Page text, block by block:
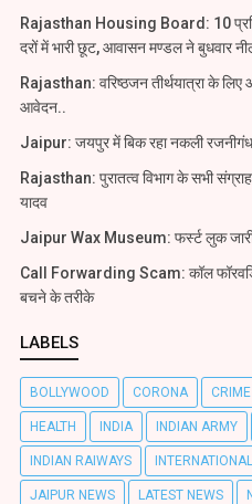
Rajasthan Housing Board: 10
दरों में भारी छूट, आवासन मण्डल ने बुधवार
Rajasthan: वरिष्ठजन तीर्थयात्रा के
आवेदन..
Jaipur: जयपुर में बिक रहा नकली
Rajasthan: पुरातत्व विभाग के सभी
यादव
Jaipur Wax Museum: फर्स्ट लुक
Call Forwarding Scam: कॉल
बचने के तरीके
LABELS
BOLLYWOOD CORONA CRIME
HEALTH INDIA INDIAN ARMY
INDIAN RAIWAYS INTERNATIONAL
JAIPUR NEWS LATEST NEWS